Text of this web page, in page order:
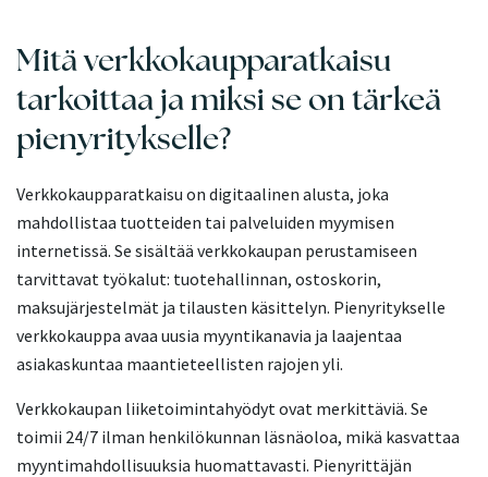
Mitä verkkokaupparatkaisu
tarkoittaa ja miksi se on tärkeä
pienyritykselle?
Verkkokaupparatkaisu on digitaalinen alusta, joka
mahdollistaa tuotteiden tai palveluiden myymisen
internetissä. Se sisältää verkkokaupan perustamiseen
tarvittavat työkalut: tuotehallinnan, ostoskorin,
maksujärjestelmät ja tilausten käsittelyn. Pienyritykselle
verkkokauppa avaa uusia myyntikanavia ja laajentaa
asiakaskuntaa maantieteellisten rajojen yli.
Verkkokaupan liiketoimintahyödyt ovat merkittäviä. Se
toimii 24/7 ilman henkilökunnan läsnäoloa, mikä kasvattaa
myyntimahdollisuuksia huomattavasti. Pienyrittäjän